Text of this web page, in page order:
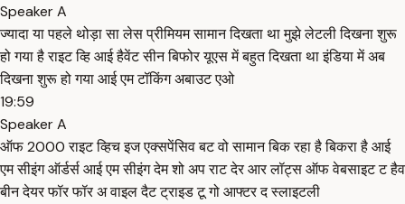
Speaker A
ज्यादा या पहले थोड़ा सा लेस प्रीमियम सामान दिखता था मुझे लेटली दिखना शुरू
हो गया है राइट व्हि आई हैवेंट सीन बिफोर यूएस में बहुत दिखता था इंडिया में अब
दिखना शुरू हो गया आई एम टॉकिंग अबाउट एओ
19:59
Speaker A
ऑफ 2000 राइट व्हिच इज एक्सपेंसिव बट वो सामान बिक रहा है बिकरा है आई
एम सीइंग ऑर्डर्स आई एम सीइंग देम शो अप राट देर आर लॉट्स ऑफ वेबसाइट ट हैव
बीन देयर फॉर फॉर अ वाइल दैट ट्राइड टू गो आफ्टर द स्लाइटली